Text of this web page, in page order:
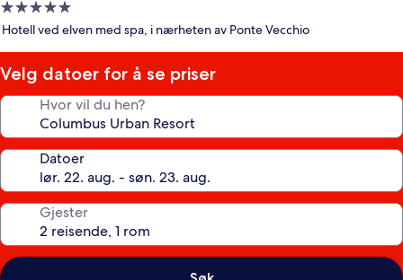
Overnattingssted
med
stjerner
Hotell ved elven med spa, i nærheten av Ponte Vecchio
Velg datoer for å se priser
Hvor vil du hen?
Datoer
Gjester